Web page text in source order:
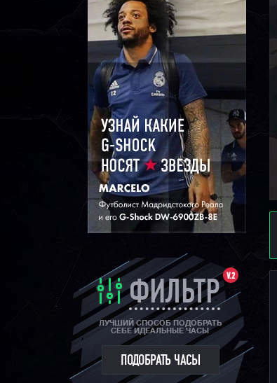
V.2
ФИЛЬТР
ЛУЧШИЙ СПОСОБ ПОДОБРАТЬ
СЕБЕ ИДЕАЛЬНЫЕ ЧАСЫ
ПОДОБРАТЬ ЧАСЫ